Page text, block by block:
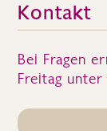
Kontakt
Bei Fragen
Freitag